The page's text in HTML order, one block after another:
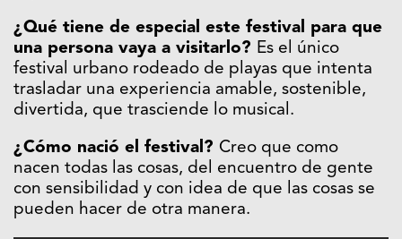
¿Qué tiene de especial este festival para que
una persona vaya a visitarlo? Es el único
festival urbano rodeado de playas que intenta
trasladar una experiencia amable, sostenible,
divertida, que trasciende lo musical.
¿Cómo nació el festival? Creo que como
nacen todas las cosas, del encuentro de gente
con sensibilidad y con idea de que las cosas se
pueden hacer de otra manera.